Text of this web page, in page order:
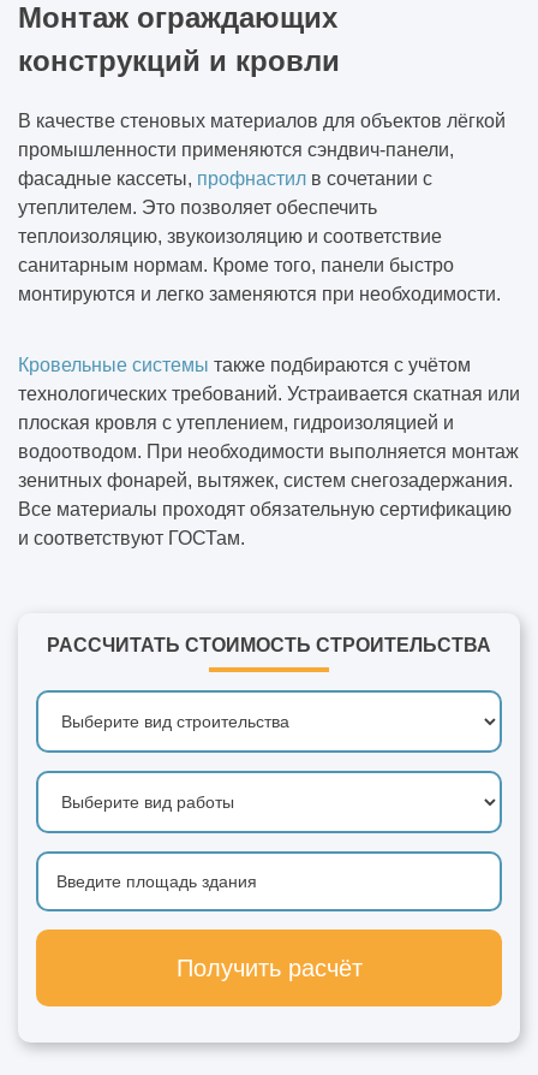
Монтаж ограждающих
конструкций и кровли
В качестве стеновых материалов для объектов лёгкой
промышленности применяются сэндвич-панели,
фасадные кассеты, профнастил в сочетании с
утеплителем. Это позволяет обеспечить
теплоизоляцию, звукоизоляцию и соответствие
санитарным нормам. Кроме того, панели быстро
монтируются и легко заменяются при необходимости.
Кровельные системы также подбираются с учётом
технологических требований. Устраивается скатная или
плоская кровля с утеплением, гидроизоляцией и
водоотводом. При необходимости выполняется монтаж
зенитных фонарей, вытяжек, систем снегозадержания.
Все материалы проходят обязательную сертификацию
и соответствуют ГОСТам.
РАССЧИТАТЬ СТОИМОСТЬ СТРОИТЕЛЬСТВА
Получить расчёт